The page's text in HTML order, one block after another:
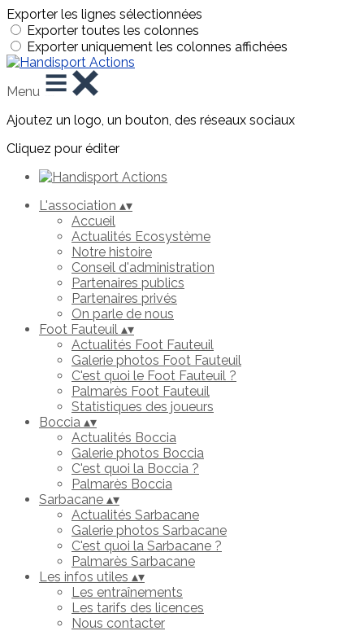
Exporter les lignes sélectionnées
Exporter toutes les colonnes
Exporter uniquement les colonnes affichées
Menu
Ajoutez un logo, un bouton, des réseaux sociaux
Cliquez pour éditer
L'association ▴▾
Accueil
Actualités Ecosystème
Notre histoire
Conseil d'administration
Partenaires publics
Partenaires privés
On parle de nous
Foot Fauteuil ▴▾
Actualités Foot Fauteuil
Galerie photos Foot Fauteuil
C'est quoi le Foot Fauteuil ?
Palmarès Foot Fauteuil
Statistiques des joueurs
Boccia ▴▾
Actualités Boccia
Galerie photos Boccia
C'est quoi la Boccia ?
Palmarès Boccia
Sarbacane ▴▾
Actualités Sarbacane
Galerie photos Sarbacane
C'est quoi la Sarbacane ?
Palmarès Sarbacane
Les infos utiles ▴▾
Les entraînements
Les tarifs des licences
Nous contacter